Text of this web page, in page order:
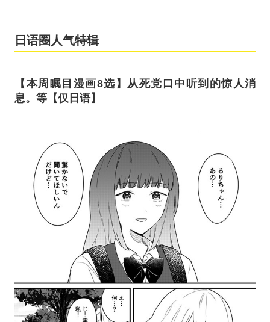
日语圈人气特辑
【本周瞩目漫画8选】从死党口中听到的惊人消
息。等【仅日语】